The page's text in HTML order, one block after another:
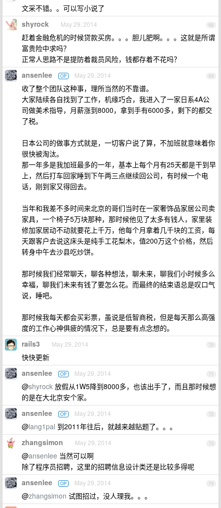
文采不错。。可以写小说了
68
shyrock May 29, 2014
赶着金融危机的时候贷款买房。。。胆儿肥啊。。。这就是所谓
富贵险中求吗？
正常人思路不是提防着裁员风险，钱都存着不花吗？
69
ansenlee OP May 29, 2014
收了整个团队这种事，理所当然的不靠谱。
大家陆续各自找到了工作，机缘巧合，我进入了一家日系4A公
司做美术指导，月薪涨到8000，拿到手有6000多，剩下的都交
了税。
日本公司的做事方式就是，一切客户说了算，不加班就意味着你
很快被淘汰。
那一年多是我加班最多的一年，基本上每个月有25天都是干到早
上，然后打车回家睡到下午两三点继续回公司，有时候一个电
话，刚到家又得回去。
当年和我差不多时间来北京的哥们当时在一家奢饰品家居公司卖
家具，一个椅子5万块那种，那时候他见了太多有钱人，家里装
修加家居动不动就要花上千万，他每个月拿着几千块的工资，每
天跟客户去说这床头是纯手工花梨木，值200万这个价格，然后
转身中午去沙县吃炒饼。
那时候我们经常聊天，聊各种想法，聊未来，聊我们小时候多么
幸福，聊我们未来有钱了要怎么花。而最终的结束语总是叹口气
说，睡吧。
那时候我每天都会买彩票，虽说是低智商税，但是每天那么高强
度的工作心神俱疲的情况下，总是要有点念想的。
70
rails3 May 29, 2014
快快更新
71
ansenlee OP May 29, 2014
@shyrock 放假从1W5降到8000多，也该出手了，而且那时候想
的是在大北京安个家。
72
ansenlee OP May 29, 2014
@lang1pal 到2011年往后，就越来越贴题了。。。
73
zhangsimon May 29, 2014
@ansenlee 当然可以啊
除了程序员招聘，这里的招聘信息设计类还是比较多得呢
74
ansenlee OP May 29, 2014
@zhangsimon 试图招过，没人理我。。。